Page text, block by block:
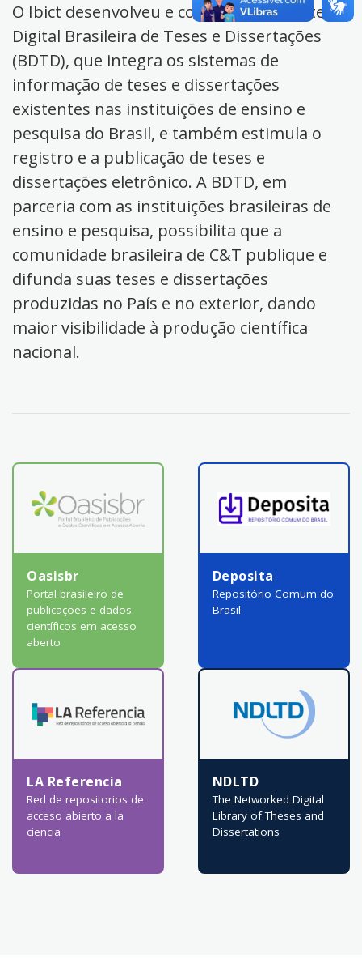
O Ibict desenvolveu e coordena a Biblioteca
Digital Brasileira de Teses e Dissertações
(BDTD), que integra os sistemas de
informação de teses e dissertações
existentes nas instituições de ensino e
pesquisa do Brasil, e também estimula o
registro e a publicação de teses e
dissertações eletrônico. A BDTD, em
parceria com as instituições brasileiras de
ensino e pesquisa, possibilita que a
comunidade brasileira de C&T publique e
difunda suas teses e dissertações
produzidas no País e no exterior, dando
maior visibilidade à produção científica
nacional.
Oasisbr
Portal brasileiro de
publicações e dados
científicos em acesso
aberto
Deposita
Repositório Comum do
Brasil
LA Referencia
Red de repositorios de
acceso abierto a la
ciencia
NDLTD
The Networked Digital
Library of Theses and
Dissertations